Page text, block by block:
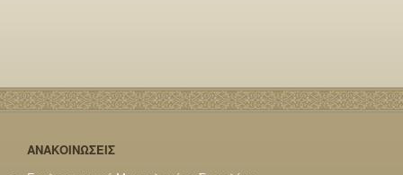
ΑΝΑΚΟΙΝΩΣΕΙΣ